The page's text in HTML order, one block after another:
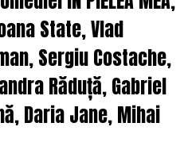
State, Vlad
Sergiu Costache,
Răduță, Gabriel
Daria Jane, Mihai